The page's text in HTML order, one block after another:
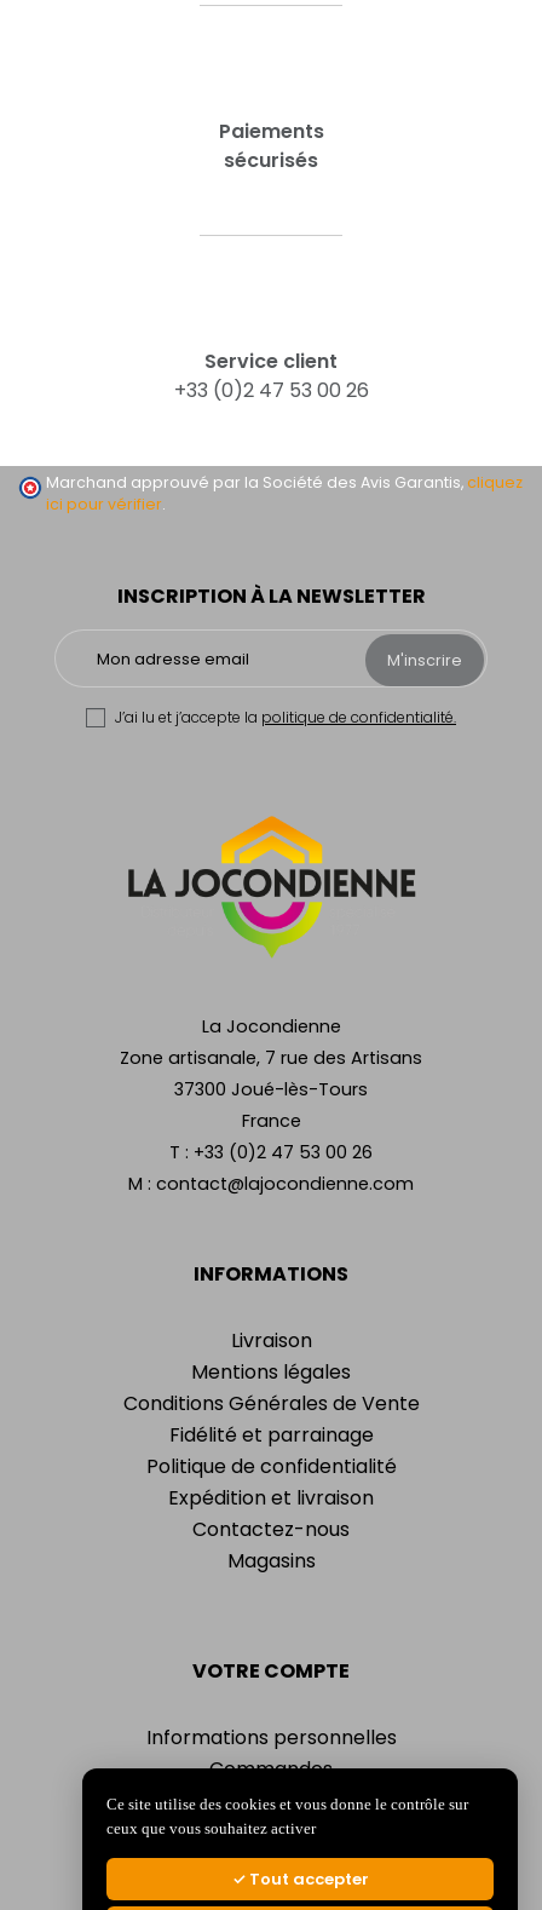
Paiements
sécurisés
Service client
+33 (0)2 47 53 00 26
INFORMATIONS
Livraison
Mentions légales
Conditions Générales de Vente
Fidélité et parrainage
Politique de confidentialité
Expédition et livraison
Contactez-nous
Magasins
VOTRE COMPTE
Informations personnelles
Commandes
Adresses
Bons de réduction
Mes alertes
La Jocondienne
Zone artisanale, 7 rue des Artisans
37300 Joué-lès-Tours
France
T : +33 (0)2 47 53 00 26
M : contact@lajocondienne.com
INSCRIPTION À LA NEWSLETTER
M'inscrire
J’ai lu et j’accepte la politique de confidentialité.
Marchand approuvé par la Société des Avis Garantis,cliquez
ici pour vérifier.
Ce site utilise des cookies et vous donne le contrôle sur
ceux que vous souhaitez activer
Tout accepter